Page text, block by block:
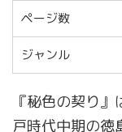
ページ数
ジャンル
『秘色の契り
戸時代中期の徳